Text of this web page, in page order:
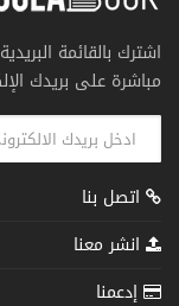
اشترك بالقائمة
مباشرة على بريدك
اتصل بنا
انشر معنا
إدعمنا